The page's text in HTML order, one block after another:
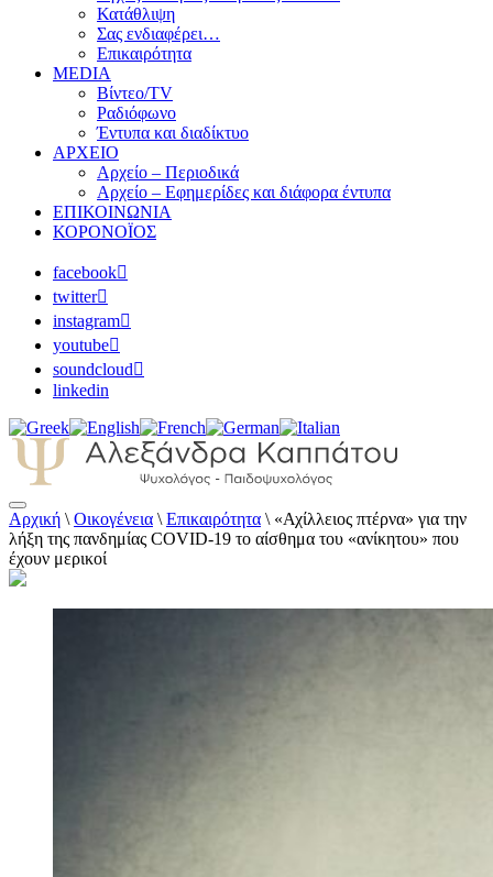
Κατάθλιψη
Σας ενδιαφέρει…
Επικαιρότητα
MEDIA
Βίντεο/TV
Ραδιόφωνο
Έντυπα και διαδίκτυο
ΑΡΧΕΙΟ
Αρχείο – Περιοδικά
Αρχείο – Εφημερίδες και διάφορα έντυπα
ΕΠΙΚΟΙΝΩΝΙΑ
ΚΟΡΟΝΟΪΟΣ
facebook
twitter
instagram
youtube
soundcloud
linkedin
Αλεξάνδρα Καππάτου Ψυχολόγος –
Παιδοψυχολόγος
Αρχική \ Οικογένεια \ Επικαιρότητα \ «Αχίλλειος πτέρνα» για την
λήξη της πανδημίας COVID-19 το αίσθημα του «ανίκητου» που
έχουν μερικοί